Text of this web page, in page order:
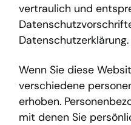
vertraulich und
Datenschutzerklärung.
Wenn Sie diese
verschiedene
erhoben.
mit denen Sie